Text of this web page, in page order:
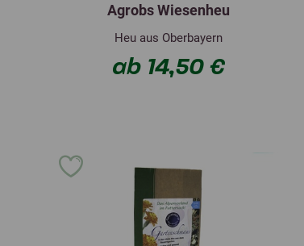
Agrobs Wiesenheu
Heu aus Oberbayern
ab 14,50 €